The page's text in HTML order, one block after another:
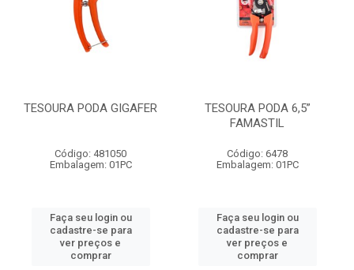
TESOURA PODA GIGAFER
Código: 481050
Embalagem: 01PC
Faça seu login ou
cadastre-se para
ver preços e
comprar
TESOURA PODA 6,5”
FAMASTIL
Código: 6478
Embalagem: 01PC
Faça seu login ou
cadastre-se para
ver preços e
comprar